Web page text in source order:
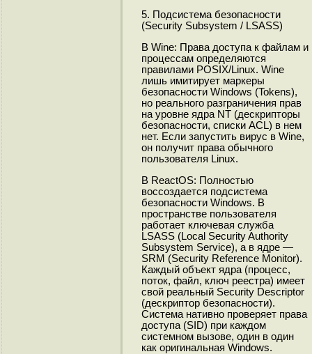
5. Подсистема безопасности
(Security Subsystem / LSASS)
В Wine: Права доступа к файлам и
процессам определяются
правилами POSIX/Linux. Wine
лишь имитирует маркеры
безопасности Windows (Tokens),
но реального разграничения прав
на уровне ядра NT (дескрипторы
безопасности, списки ACL) в нем
нет. Если запустить вирус в Wine,
он получит права обычного
пользователя Linux.
В ReactOS: Полностью
воссоздается подсистема
безопасности Windows. В
пространстве пользователя
работает ключевая служба
LSASS (Local Security Authority
Subsystem Service), а в ядре —
SRM (Security Reference Monitor).
Каждый объект ядра (процесс,
поток, файл, ключ реестра) имеет
свой реальный Security Descriptor
(дескриптор безопасности).
Система нативно проверяет права
доступа (SID) при каждом
системном вызове, один в один
как оригинальная Windows.